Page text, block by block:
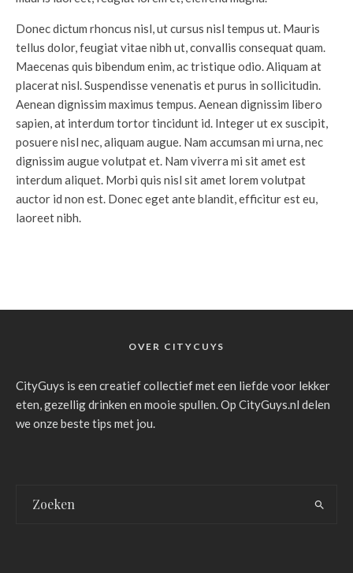
Donec dictum rhoncus nisl, ut cursus nisl tempus ut. Mauris
tellus dolor, feugiat vitae nibh ut, convallis consequat quam.
Maecenas quis bibendum enim, ac tristique odio. Aliquam at
placerat nisl. Suspendisse venenatis et purus in sollicitudin.
Aenean dignissim maximus tempus. Aenean dignissim libero
sapien, at interdum tortor tincidunt id. Integer ut ex suscipit,
posuere nisl nec, aliquam augue. Nam accumsan mi urna, nec
dignissim augue volutpat et. Nam viverra mi sit amet est
interdum aliquet. Morbi quis nisl sit amet lorem volutpat
auctor id non est. Donec eget ante blandit, efficitur est eu,
laoreet nibh.
OVER CITYCUYS
CityGuys is een creatief collectief met een liefde voor lekker
eten, gezellig drinken en mooie spullen. Op CityGuys.nl delen
we onze beste tips met jou.